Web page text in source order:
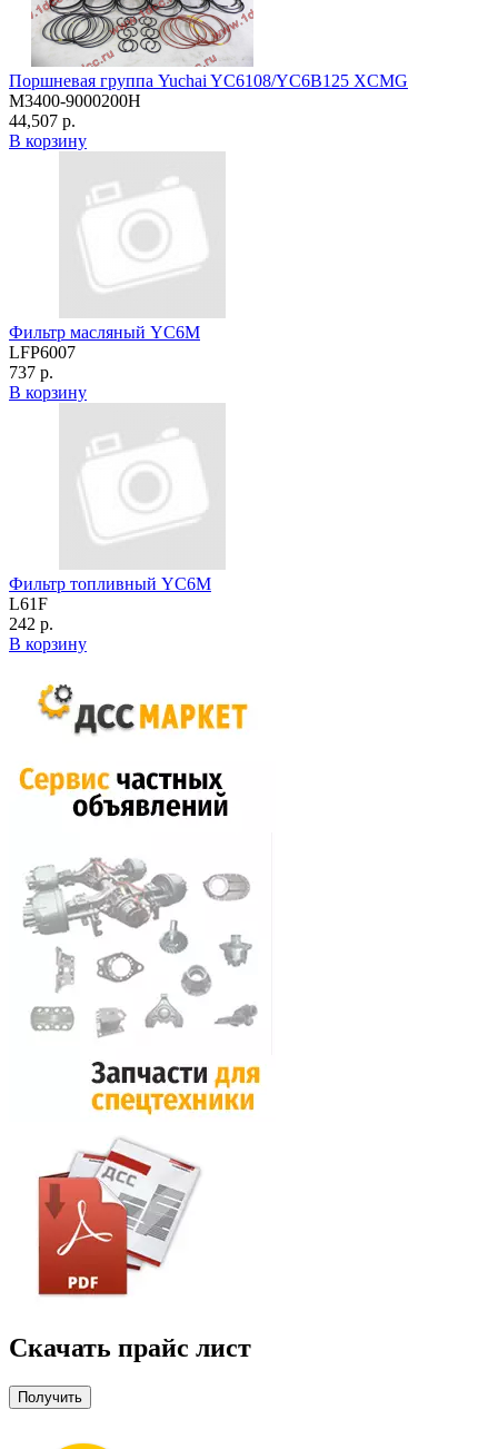
Поршневая группа Yuchai YC6108/YC6B125 XCMG
M3400-9000200H
44,507 р.
В корзину
Фильтр масляный YC6M
LFP6007
737 р.
В корзину
Фильтр топливный YC6M
L61F
242 р.
В корзину
Скачать прайс лист
Получить